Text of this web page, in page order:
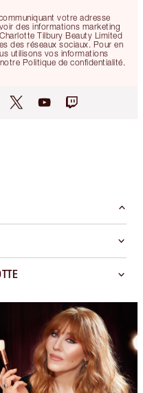
votre adresse
des informations marketing
Tilbury Beauty Limited
des réseaux sociaux. Pour en
utilisons vos informations
Politique de confidentialité.